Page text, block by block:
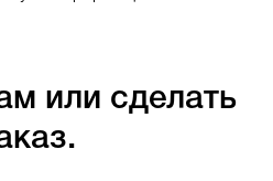
или сделать